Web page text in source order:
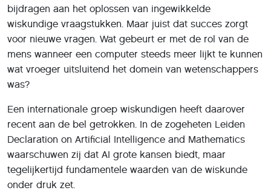
bijdragen aan het oplossen van ingewikkelde
wiskundige vraagstukken. Maar juist dat succes zorgt
voor nieuwe vragen. Wat gebeurt er met de rol van de
mens wanneer een computer steeds meer lijkt te kunnen
wat vroeger uitsluitend het domein van wetenschappers
was?
Een internationale groep wiskundigen heeft daarover
recent aan de bel getrokken. In de zogeheten Leiden
Declaration on Artificial Intelligence and Mathematics
waarschuwen zij dat AI grote kansen biedt, maar
tegelijkertijd fundamentele waarden van de wiskunde
onder druk zet.